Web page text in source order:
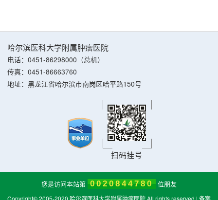
哈尔滨医科大学附属肿瘤医院
电话：0451-86298000（总机）
传真：0451-86663760
地址：黑龙江省哈尔滨市南岗区哈平路150号
扫码挂号
您是访问本站第 0020844780 位朋友